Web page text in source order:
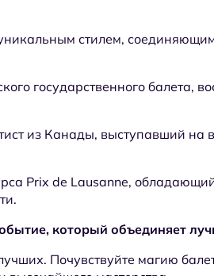
стилем,
государственного балета,
из Канады, выступавший на
Prix de Lausanne,
который объединяет
Почувствуйте магию